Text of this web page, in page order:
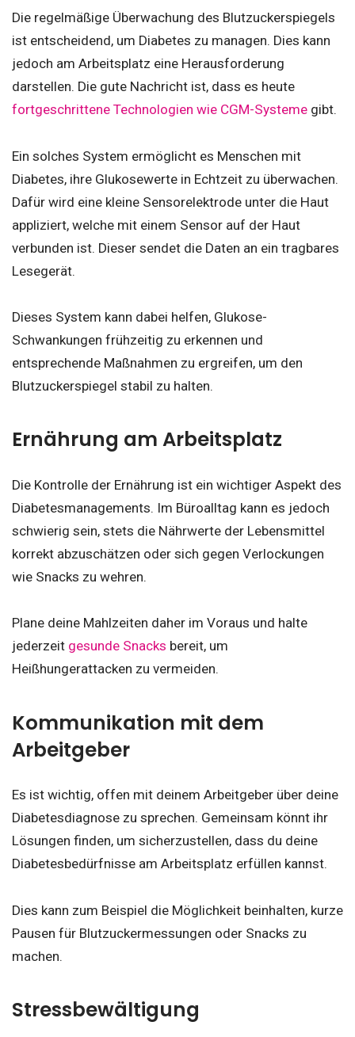
Die regelmäßige Überwachung des Blutzuckerspiegels
ist entscheidend, um Diabetes zu managen. Dies kann
jedoch am Arbeitsplatz eine Herausforderung
darstellen. Die gute Nachricht ist, dass es heute
fortgeschrittene Technologien wie CGM-Systeme gibt.
Ein solches System ermöglicht es Menschen mit
Diabetes, ihre Glukosewerte in Echtzeit zu überwachen.
Dafür wird eine kleine Sensorelektrode unter die Haut
appliziert, welche mit einem Sensor auf der Haut
verbunden ist. Dieser sendet die Daten an ein tragbares
Lesegerät.
Dieses System kann dabei helfen, Glukose-
Schwankungen frühzeitig zu erkennen und
entsprechende Maßnahmen zu ergreifen, um den
Blutzuckerspiegel stabil zu halten.
Ernährung am Arbeitsplatz
Die Kontrolle der Ernährung ist ein wichtiger Aspekt des
Diabetesmanagements. Im Büroalltag kann es jedoch
schwierig sein, stets die Nährwerte der Lebensmittel
korrekt abzuschätzen oder sich gegen Verlockungen
wie Snacks zu wehren.
Plane deine Mahlzeiten daher im Voraus und halte
jederzeit gesunde Snacks bereit, um
Heißhungerattacken zu vermeiden.
Kommunikation mit dem
Arbeitgeber
Es ist wichtig, offen mit deinem Arbeitgeber über deine
Diabetesdiagnose zu sprechen. Gemeinsam könnt ihr
Lösungen finden, um sicherzustellen, dass du deine
Diabetesbedürfnisse am Arbeitsplatz erfüllen kannst.
Dies kann zum Beispiel die Möglichkeit beinhalten, kurze
Pausen für Blutzuckermessungen oder Snacks zu
machen.
Stressbewältigung